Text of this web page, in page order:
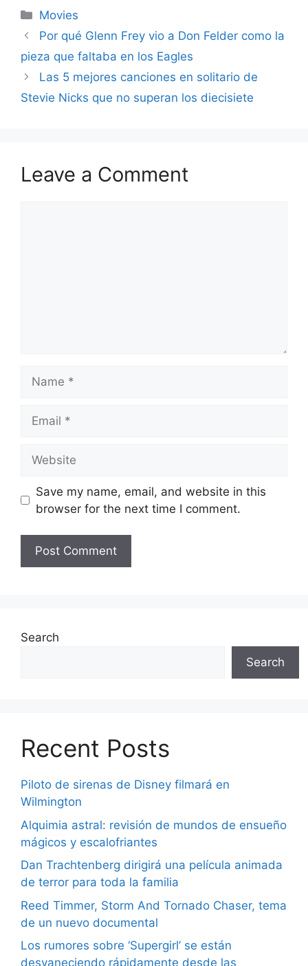
Categories
Movies
Por qué Glenn Frey vio a Don Felder como la
pieza que faltaba en los Eagles
Las 5 mejores canciones en solitario de
Stevie Nicks que no superan los diecisiete
Leave a Comment
Save my name, email, and website in this
browser for the next time I comment.
Search
Search
Recent Posts
Piloto de sirenas de Disney filmará en
Wilmington
Alquimia astral: revisión de mundos de ensueño
mágicos y escalofriantes
Dan Trachtenberg dirigirá una película animada
de terror para toda la familia
Reed Timmer, Storm And Tornado Chaser, tema
de un nuevo documental
Los rumores sobre ‘Supergirl’ se están
desvaneciendo rápidamente desde las